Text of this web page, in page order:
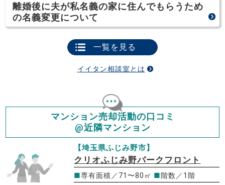
離婚後に夫が私名義の家に住んでもらうため
の名義変更について
一覧を見る
イイタン相談室とは
マンション売却活動の口コミ
@近隣マンション
【埼玉県ふじみ野市】
クリオふじみ野パークフロント
■専有面積／71〜80㎡ ■階数／1階